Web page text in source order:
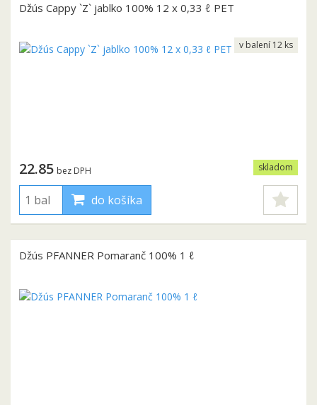
Džús Cappy `Z` jablko 100% 12 x 0,33 ℓ PET
skladom
22.85 bez DPH
do košíka
v balení 12 ks
Džús PFANNER Pomaranč 100% 1 ℓ